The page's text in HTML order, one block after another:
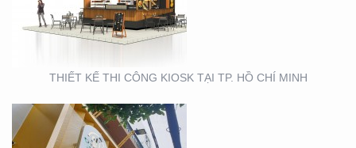
THIẾT KẾ THI CÔNG KIOSK TẠI TP. HỒ CHÍ MINH
NH